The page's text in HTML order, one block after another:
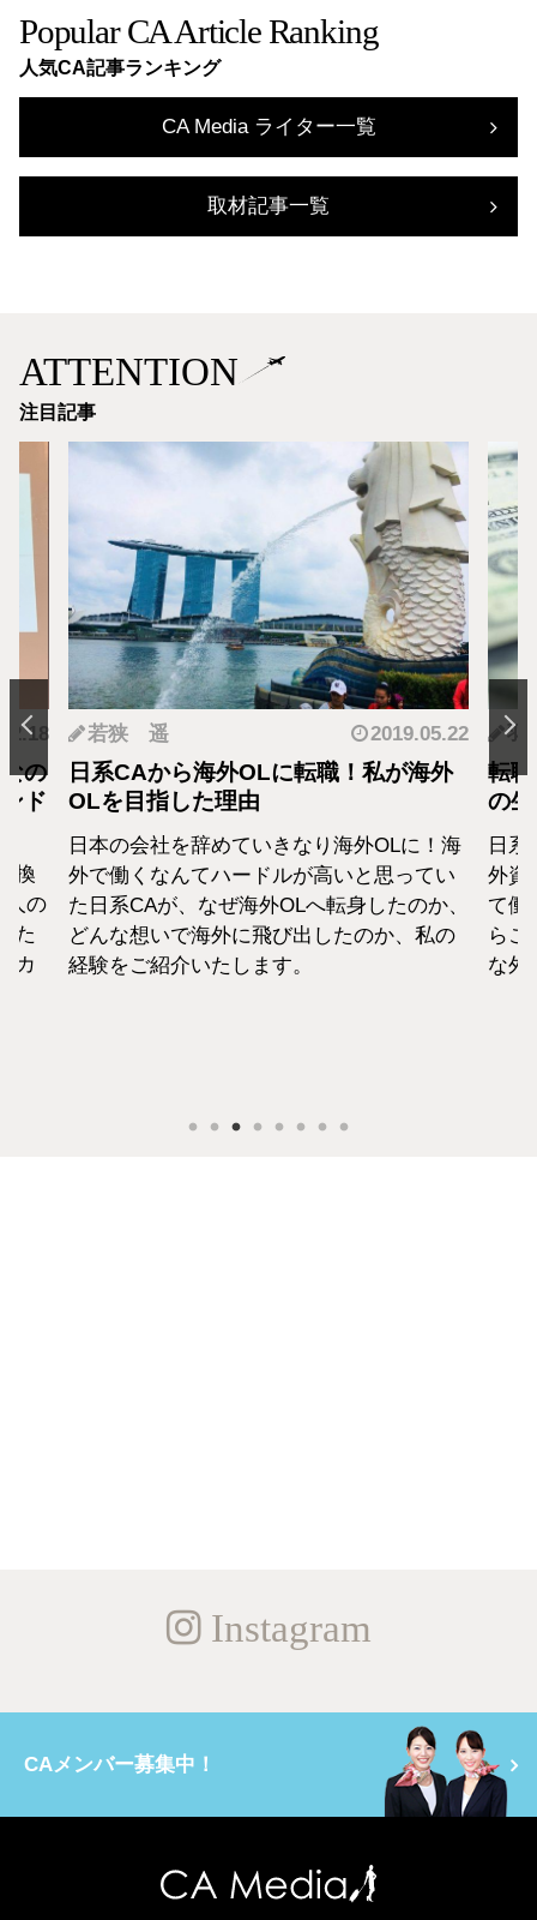
Popular CA Article Ranking
人気CA記事ランキング
CA Media ライター一覧
取材記事一覧
ATTENTION
注目記事
の
ド
換
人の
た
カ
若狭 遥 2019.05.22
日系CAから海外OLに転職！私が海外
OLを目指した理由
日本の会社を辞めていきなり海外OLに！海
外で働くなんてハードルが高いと思ってい
た日系CAが、なぜ海外OLへ転身したのか、
どんな想いで海外に飛び出したのか、私の
経験をご紹介いたします。
羽
転
の
日
外資
て働
らこ
な外
Instagram
CAメンバー募集中！